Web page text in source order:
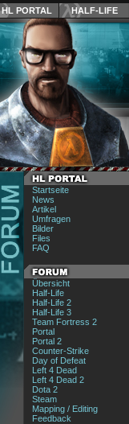
HL PORTAL HALF-LIFE
Startseite
News
Artikel
Umfragen
Bilder
Files
FAQ
Übersicht
Half-Life
Half-Life 2
Half-Life 3
Team Fortress 2
Portal
Portal 2
Counter-Strike
Day of Defeat
Left 4 Dead
Left 4 Dead 2
Dota 2
Steam
Mapping / Editing
Feedback